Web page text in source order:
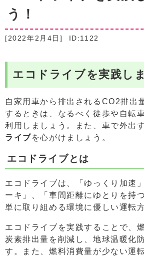
う！
[2022年2月4日] ID:1122
エコドライブを実践し
自家用車から排出されるCO2排出
するときは、なるべく徒歩や自転
利用しましょう。また、車で外出
ライブを心がけましょう。
エコドライブとは
エコドライブは、「ゆっくり加速
ーキ」、「車間距離にゆとりを持
単に取り組める環境に優しい運転
エコドライブを実践することで、
炭素排出量を削減し、地球温暖化
す。また、燃料消費量が少ない運